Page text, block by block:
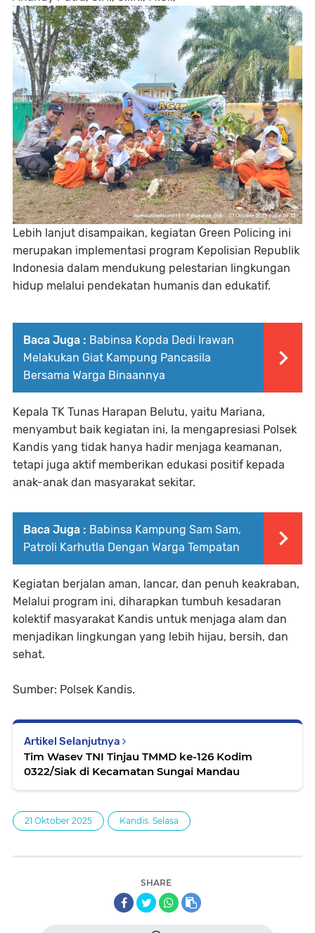
Lebih lanjut disampaikan, kegiatan Green Policing ini
merupakan implementasi program Kepolisian Republik
Indonesia dalam mendukung pelestarian lingkungan
hidup melalui pendekatan humanis dan edukatif.
Baca Juga : Babinsa Kopda Dedi Irawan
Melakukan Giat Kampung Pancasila
Bersama Warga Binaannya
Kepala TK Tunas Harapan Belutu, yaitu Mariana,
menyambut baik kegiatan ini, Ia mengapresiasi Polsek
Kandis yang tidak hanya hadir menjaga keamanan,
tetapi juga aktif memberikan edukasi positif kepada
anak-anak dan masyarakat sekitar.
Baca Juga : Babinsa Kampung Sam Sam,
Patroli Karhutla Dengan Warga Tempatan
Kegiatan berjalan aman, lancar, dan penuh keakraban,
Melalui program ini, diharapkan tumbuh kesadaran
kolektif masyarakat Kandis untuk menjaga alam dan
menjadikan lingkungan yang lebih hijau, bersih, dan
sehat.
Sumber: Polsek Kandis.
Artikel Selanjutnya
Tim Wasev TNI Tinjau TMMD ke-126 Kodim
0322/Siak di Kecamatan Sungai Mandau
21 Oktober 2025 Kandis. Selasa
SHARE